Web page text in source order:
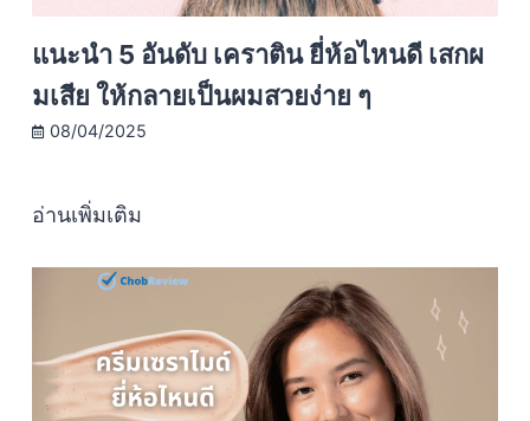
แนะนำ 5 อันดับ เคราติน ยี่ห้อไหนดี เสกผ
มเสีย ให้กลายเป็นผมสวยง่าย ๆ
08/04/2025
อ่านเพิ่มเติม